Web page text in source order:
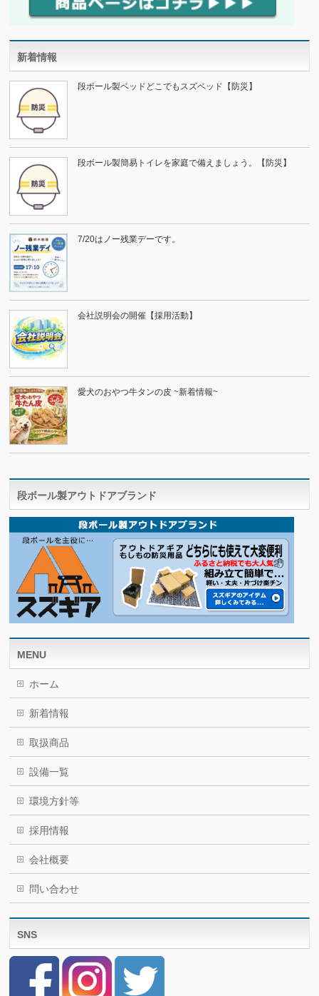
新着情報
段ボール製ベッドどこでもスズベッド【防災】
段ボール製簡易トイレを家庭で備えましょう。【防災】
7/20はノー残業デーです。
会社説明会の開催【採用活動】
愛犬のおやつ牛タンの皮 ~新着情報~
段ボール製アウトドアブランド
MENU
ホーム
新着情報
取扱商品
設備一覧
環境方針等
採用情報
会社概要
問い合わせ
SNS